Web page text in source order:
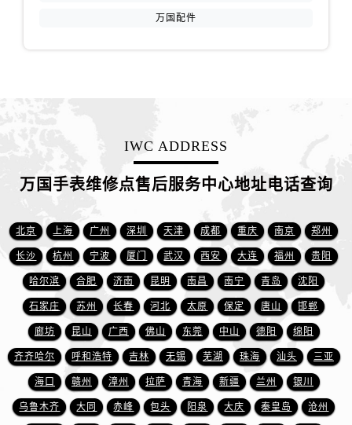
澳门特别行政区风顺堂区南湾大马路万国售后服务中心（需提前预约）
澳门特别行政区花王堂区大三巴商圈万国售后服务中心（需提前预约）
澳门特别行政区嘉模堂区官也街万国售后服务中心（需提前预约）
澳门省路氹城市金光大道万国售后服务中心（需提前预约）
澳门特别行政区望德堂区塔石广场万国售后服务中心（需提前预约）
福建省福州市鼓楼区五四路128-1号恒力城写字楼15层03室万国售后服务中心（需提前预约）
福建省厦门市思明区湖滨东路95号万象城华润大厦B座11层1104室万国售后服务中心（需提前预约）
广东省潮州市潮安区新风路与潮汕路交汇处万国售后服务中心（需提前预约）
广东省广州市天河区天河路230号万菱汇国际中心A塔7层704室万国售后服务中心（需提前预约）
广东省广州市越秀区环市东路371-375号世界贸易中心大厦南塔15层1507室万国售后服务中心（需提前预约）
广东省河源市源城区越王大道万国售后服务中心（需提前预约）
万国配件
IWC ADDRESS
万国手表维修点售后服务中心地址电话查询
北京 上海 广州 深圳 天津 成都 重庆 南京 郑州
长沙 杭州 宁波 厦门 武汉 西安 大连 福州 贵阳
哈尔滨 合肥 济南 昆明 南昌 南宁 青岛 沈阳
石家庄 苏州 长春 河北 太原 保定 唐山 邯郸
廊坊 昆山 广西 佛山 东莞 中山 德阳 绵阳
齐齐哈尔 呼和浩特 吉林 无锡 芜湖 珠海 汕头 三亚
海口 赣州 漳州 拉萨 青海 新疆 兰州 银川
乌鲁木齐 大同 赤峰 包头 阳泉 大庆 秦皇岛 沧州